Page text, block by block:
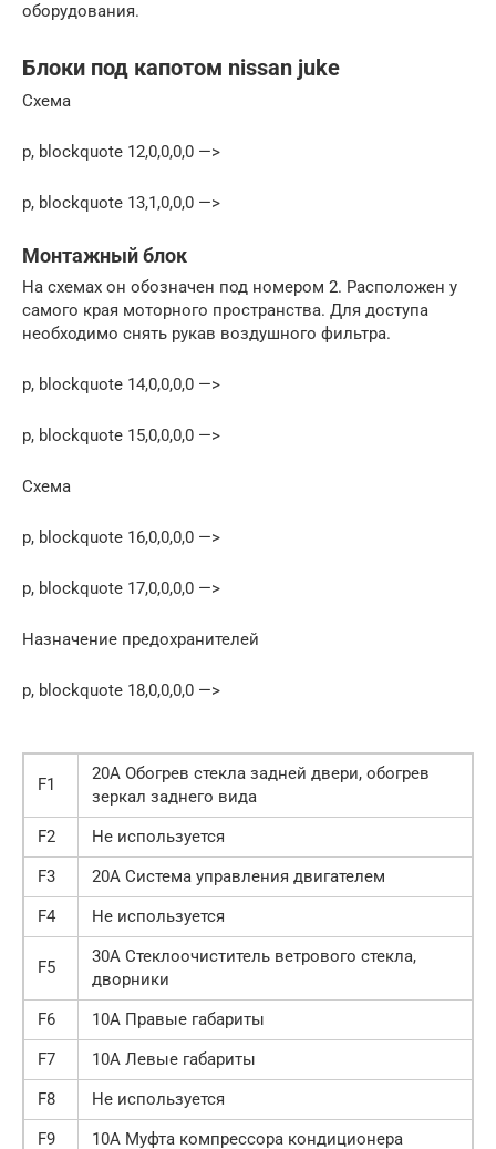
оборудования.
Блоки под капотом nissan juke
Схема
p, blockquote 12,0,0,0,0 —>
p, blockquote 13,1,0,0,0 —>
Монтажный блок
На схемах он обозначен под номером 2. Расположен у
самого края моторного пространства. Для доступа
необходимо снять рукав воздушного фильтра.
p, blockquote 14,0,0,0,0 —>
p, blockquote 15,0,0,0,0 —>
Схема
p, blockquote 16,0,0,0,0 —>
p, blockquote 17,0,0,0,0 —>
Назначение предохранителей
p, blockquote 18,0,0,0,0 —>
F1
20А Обогрев стекла задней двери, обогрев
зеркал заднего вида
F2
Не используется
F3
20А Система управления двигателем
F4
Не используется
F5
30А Стеклоочиститель ветрового стекла,
дворники
F6
10А Правые габариты
F7
10А Левые габариты
F8
Не используется
F9
10А Муфта компрессора кондиционера